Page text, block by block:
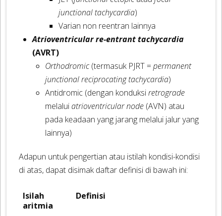
junctional tachycardia)
Varian non reentran lainnya
Atrioventricular re-entrant tachycardia
(AVRT)
Orthodromic(termasuk PJRT =permanent
junctional reciprocating tachycardia)
Antidromic (dengan konduksiretrograde
melaluiatrioventricular node (AVN) atau
pada keadaan yang jarang melalui jalur yang
lainnya)
Adapun untuk pengertian atau istilah kondisi-kondisi
di atas, dapat disimak daftar definisi di bawah ini:
Isilah
aritmia
Definisi